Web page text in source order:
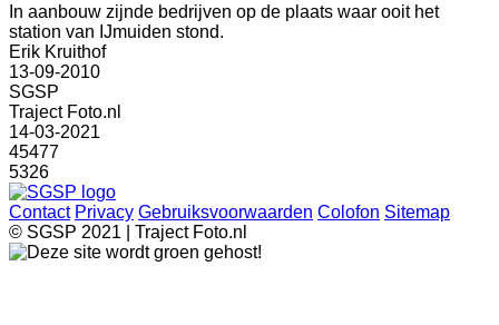
In aanbouw zijnde bedrijven op de plaats waar ooit het
station van IJmuiden stond.
Erik Kruithof
13-09-2010
SGSP
Traject Foto.nl
14-03-2021
45477
5326
Contact Privacy Gebruiksvoorwaarden Colofon Sitemap
© SGSP 2021 | Traject Foto.nl